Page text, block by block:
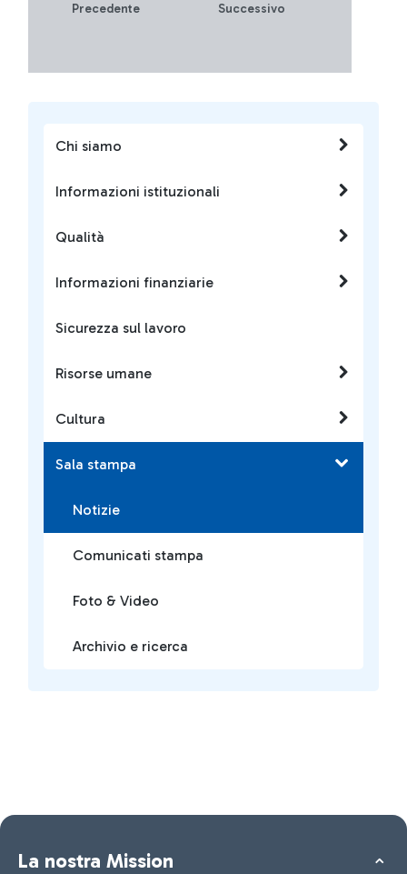
Chi siamo
Informazioni istituzionali
Qualità
Informazioni finanziarie
Sicurezza sul lavoro
Risorse umane
Cultura
Sala stampa
Notizie
Comunicati stampa
Foto & Video
Archivio e ricerca
Precedente Successivo
La nostra Mission